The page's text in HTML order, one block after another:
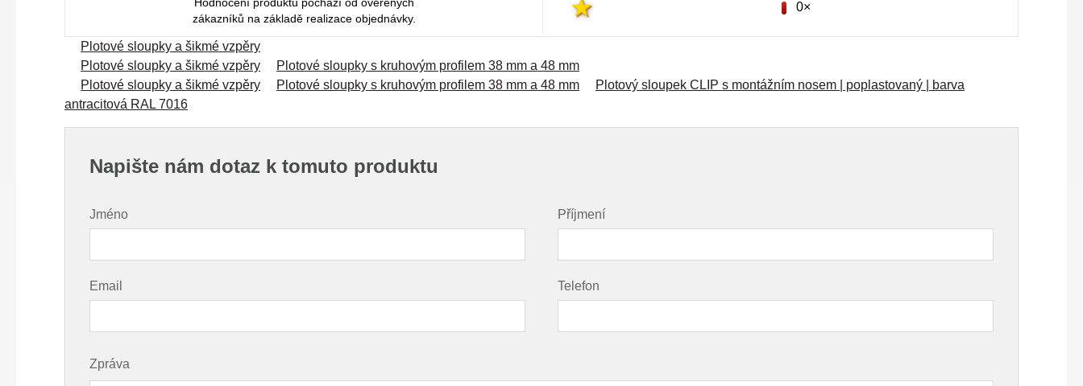
Hodnocení produktu pochází od ověřených
zákazníků na základě realizace objednávky.
0×
Plotové sloupky a šikmé vzpěry
Plotové sloupky a šikmé vzpěry
Plotové sloupky s kruhovým profilem 38 mm a 48 mm
Plotové sloupky a šikmé vzpěry
Plotové sloupky s kruhovým profilem 38 mm a 48 mm
Plotový sloupek CLIP s montážním nosem | poplastovaný | barva
antracitová RAL 7016
Napište nám dotaz k tomuto produktu
Jméno Příjmení
Email Telefon
Zpráva